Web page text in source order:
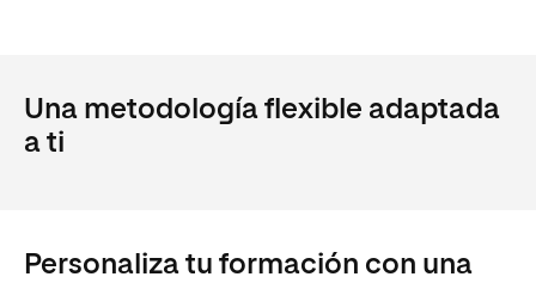
Una metodología flexible adaptada
a ti
Personaliza tu formación con una